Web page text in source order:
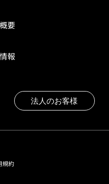
要
報
法人のお客様
規約